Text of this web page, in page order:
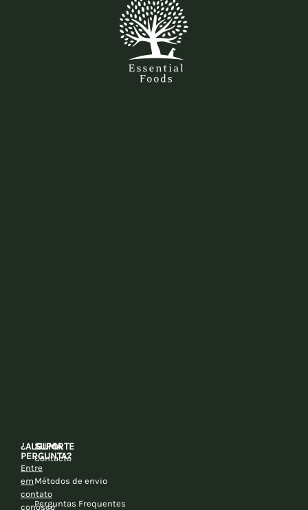
¿ALGUMA
PERGUNTA?
Entre
em
contato
conosco
SUPORTE
Contacto
Métodos de envio
Perguntas Frequentes